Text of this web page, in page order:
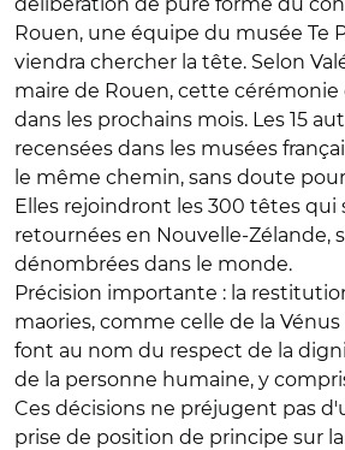
Rouen, une équipe du musée Te
viendra chercher la tête. Selon
maire de Rouen, cette
dans les prochains mois. Les 15
recensées dans les musées
le même chemin, sans doute
Elles rejoindront les 300 têtes qui
retournées en Nouvelle-Zélande,
dénombrées dans le monde.
Précision importante : la
maories, comme celle de la
font au nom du respect de la
de la personne humaine, y
Ces décisions ne préjugent pas
prise de position de principe sur